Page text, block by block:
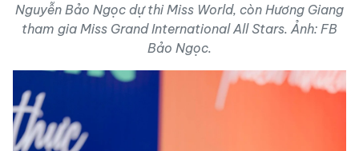
Nguyễn Bảo Ngọc dự thi Miss World, còn Hương Giang
tham gia Miss Grand International All Stars. Ảnh: FB
Bảo Ngọc.